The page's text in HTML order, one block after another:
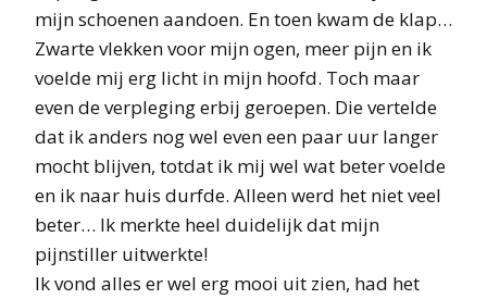
mijn schoenen aandoen. En toen kwam de klap…
Zwarte vlekken voor mijn ogen, meer pijn en ik
voelde mij erg licht in mijn hoofd. Toch maar
even de verpleging erbij geroepen. Die vertelde
dat ik anders nog wel even een paar uur langer
mocht blijven, totdat ik mij wel wat beter voelde
en ik naar huis durfde. Alleen werd het niet veel
beter… Ik merkte heel duidelijk dat mijn
pijnstiller uitwerkte!
Ik vond alles er wel erg mooi uit zien, had het